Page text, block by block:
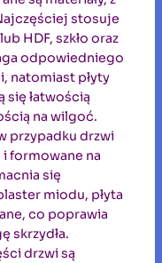
stosuje
HDF, szkło oraz
odpowiedniego
natomiast płyty
łatwością
na wilgoć.
przypadku drzwi
formowane na
się
miodu, płyta
co poprawia
skrzydła.
drzwi są